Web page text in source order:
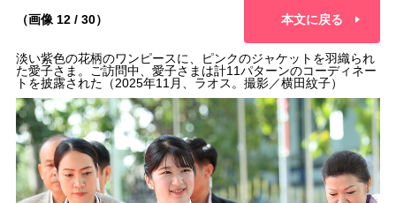
（画像 12 / 30） 本文に戻る
淡い紫色の花柄のワンピースに、ピンクのジャケットを羽織られ
た愛子さま。ご訪問中、愛子さまは計11パターンのコーディネー
トを披露された（2025年11月、ラオス。撮影／横田紋子）